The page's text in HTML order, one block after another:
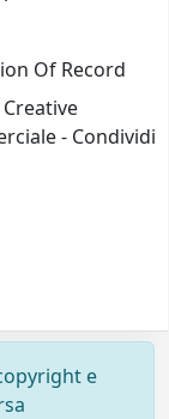
Of Record
- Condividi
e